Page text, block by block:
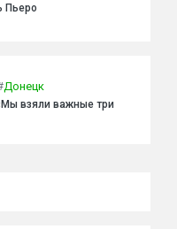
Пьеро
Донецк
взяли важные три